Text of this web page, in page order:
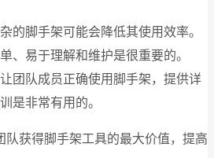
的脚手架可能会降低其使用效率。
、易于理解和维护是很重要的。
团队成员正确使用脚手架，提供详
是非常有用的。
队获得脚手架工具的最大价值，提高